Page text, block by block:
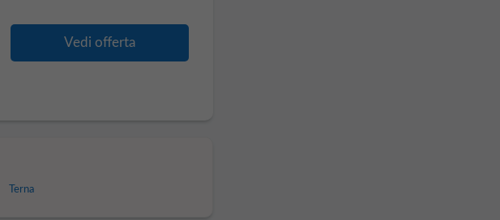
Vedi offerta
Terna